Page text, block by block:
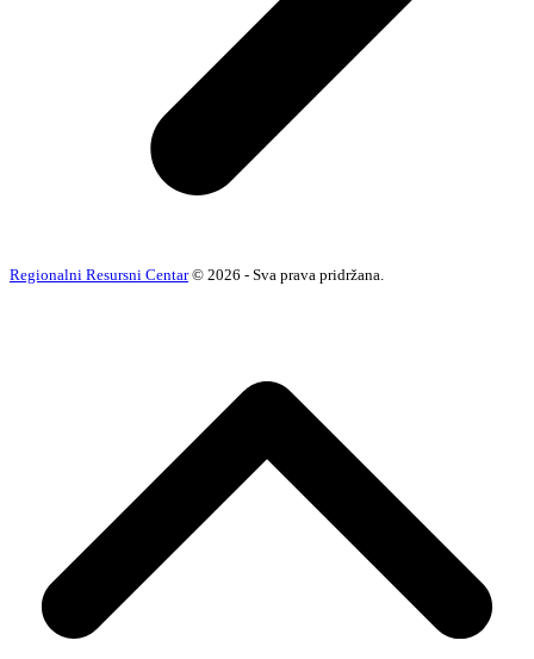
Regionalni Resursni Centar© 2026 - Sva prava pridržana.